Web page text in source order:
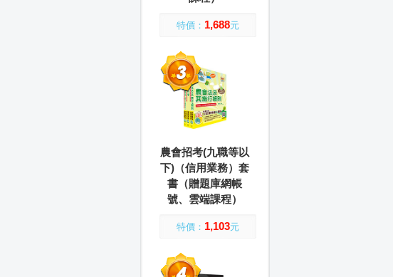
特價： 1,688元
農會招考(九職等以
下)（信用業務）套
書（贈題庫網帳
號、雲端課程）
特價： 1,103元